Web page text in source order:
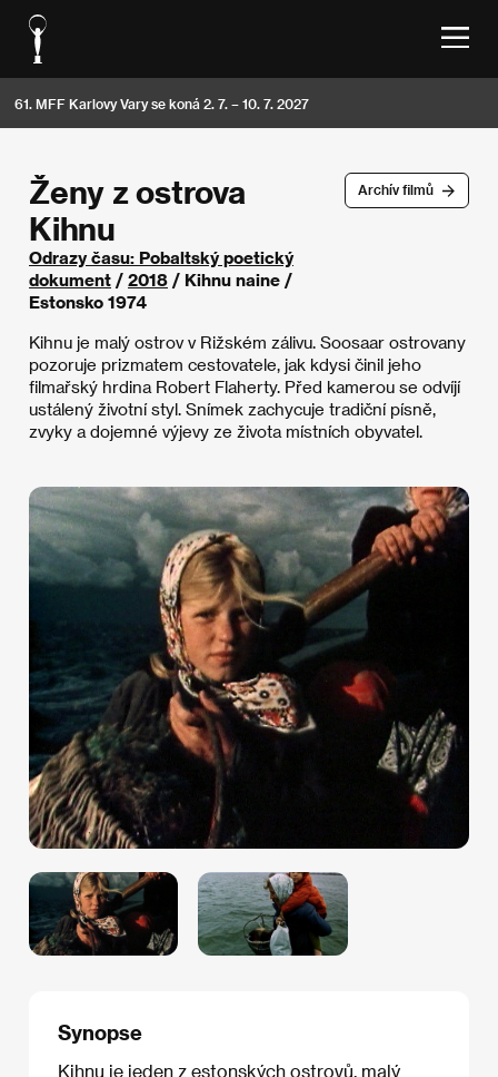
61. MFF Karlovy Vary se koná 2. 7. – 10. 7. 2027
Archív filmů
Ženy z ostrova
Kihnu
Odrazy času: Pobaltský poetický
dokument / 2018 / Kihnu naine /
Estonsko 1974
Kihnu je malý ostrov v Rižském zálivu. Soosaar ostrovany
pozoruje prizmatem cestovatele, jak kdysi činil jeho
filmařský hrdina Robert Flaherty. Před kamerou se odvíjí
ustálený životní styl. Snímek zachycuje tradiční písně,
zvyky a dojemné výjevy ze života místních obyvatel.
Synopse
Kihnu je jeden z estonských ostrovů, malý